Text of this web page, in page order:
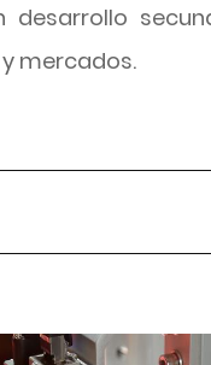
mercados.